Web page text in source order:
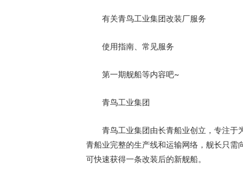
有关青鸟工业集团改装厂服务
使用指南、常见服务
第一期舰船等内容吧~
青鸟工业集团
青鸟工业集团由长青船业创立，专注于
青船业完整的生产线和运输网络，舰长只需
可快速获得一条改装后的新舰船。